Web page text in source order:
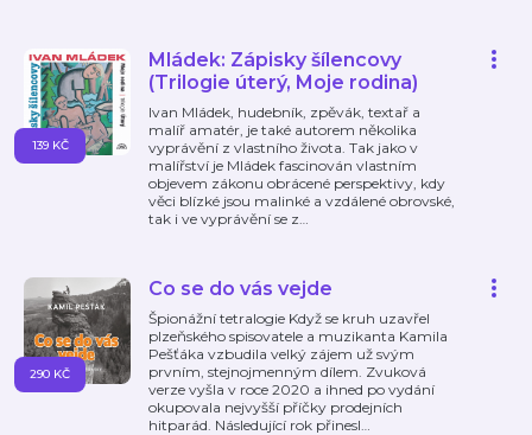
Mládek: Zápisky šílencovy
(Trilogie úterý, Moje rodina)
Ivan Mládek, hudebník, zpěvák, textař a
malíř amatér, je také autorem několika
vyprávění z vlastního života. Tak jako v
malířství je Mládek fascinován vlastním
objevem zákonu obrácené perspektivy, kdy
věci blízké jsou malinké a vzdálené obrovské,
tak i ve vyprávění se z…
139 KČ
Co se do vás vejde
Špionážní tetralogie Když se kruh uzavřel
plzeňského spisovatele a muzikanta Kamila
Pešťáka vzbudila velký zájem už svým
prvním, stejnojmenným dílem. Zvuková
verze vyšla v roce 2020 a ihned po vydání
okupovala nejvyšší příčky prodejních
hitparád. Následující rok přinesl…
290 KČ